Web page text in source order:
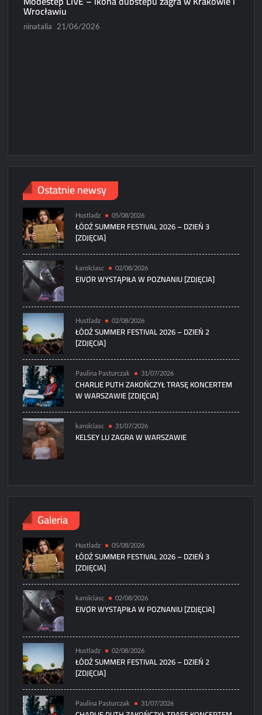
Wrocławiu
ninatalia 21/06/2026
Ostatnie newsy
Hustladz 05/08/2026
ŁÓDŹ SUMMER FESTIVAL 2026 – DZIEŃ 3
[ZDJĘCIA]
karolciasc 02/08/2026
EIVØR WYSTĄPIŁA W POZNANIU [ZDJĘCIA]
Hustladz 02/08/2026
ŁÓDŹ SUMMER FESTIVAL 2026 – DZIEŃ 2
[ZDJĘCIA]
Paulina Pasturczak 31/07/2026
CHARLIE PUTH ZAKOŃCZYŁ TRASĘ KONCERTEM
W WARSZAWIE [ZDJĘCIA]
karolciasc 31/07/2026
KELSEY LU ZAGRA W WARSZAWIE
Galeria
Hustladz 05/08/2026
ŁÓDŹ SUMMER FESTIVAL 2026 – DZIEŃ 3
[ZDJĘCIA]
karolciasc 02/08/2026
EIVØR WYSTĄPIŁA W POZNANIU [ZDJĘCIA]
Hustladz 02/08/2026
ŁÓDŹ SUMMER FESTIVAL 2026 – DZIEŃ 2
[ZDJĘCIA]
Paulina Pasturczak 31/07/2026